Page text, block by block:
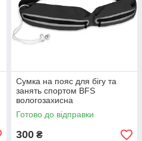
Сумка на пояс для бігу та
занять спортом BFS
вологозахисна
Готово до відправки
300 ₴